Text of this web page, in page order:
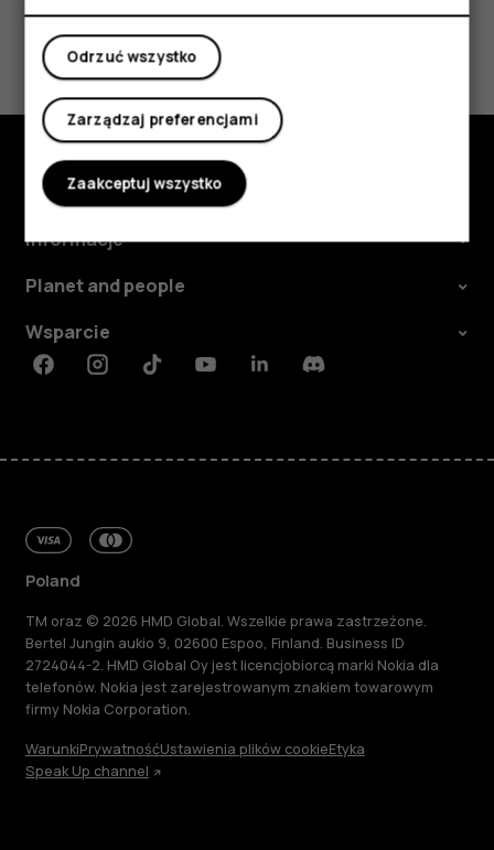
Moje konto
Czy te informacje były pomocne?
Tak Nie
Poznaj
Informacje
Planet and people
Wsparcie
FacebookInstagramTiktokYoutubeLinkedinDiscord
Poland
TM oraz © 2026 HMD Global. Wszelkie prawa zastrzeżone.
Bertel Jungin aukio 9, 02600 Espoo, Finland. Business ID
2724044-2. HMD Global Oy jest licencjobiorcą marki Nokia dla
telefonów. Nokia jest zarejestrowanym znakiem towarowym
firmy Nokia Corporation.
WarunkiPrywatnośćUstawienia plików cookieEtyka
Speak Up channel
Odrzuć wszystko
Zarządzaj preferencjami
Zaakceptuj wszystko